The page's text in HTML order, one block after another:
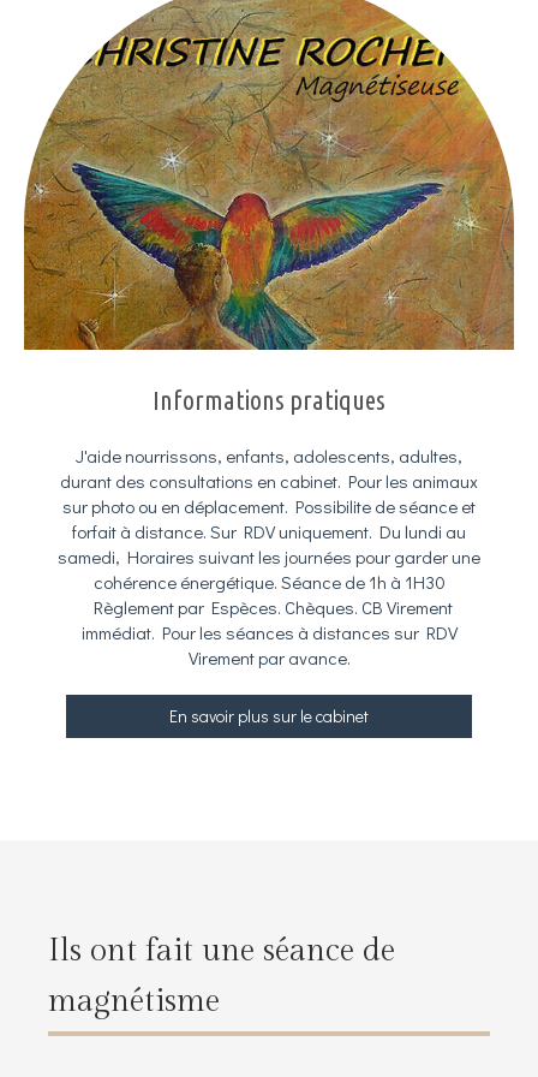
Informations pratiques
J'aide nourrissons, enfants, adolescents, adultes,
durant des consultations en cabinet. Pour les animaux
sur photo ou en déplacement. Possibilite de séance et
forfait à distance. Sur RDV uniquement. Du lundi au
samedi, Horaires suivant les journées pour garder une
cohérence énergétique. Séance de 1h à 1H30
Règlement par Espèces. Chèques. CB Virement
immédiat. Pour les séances à distances sur RDV
Virement par avance.
En savoir plus sur le cabinet
Ils ont fait une séance de
magnétisme